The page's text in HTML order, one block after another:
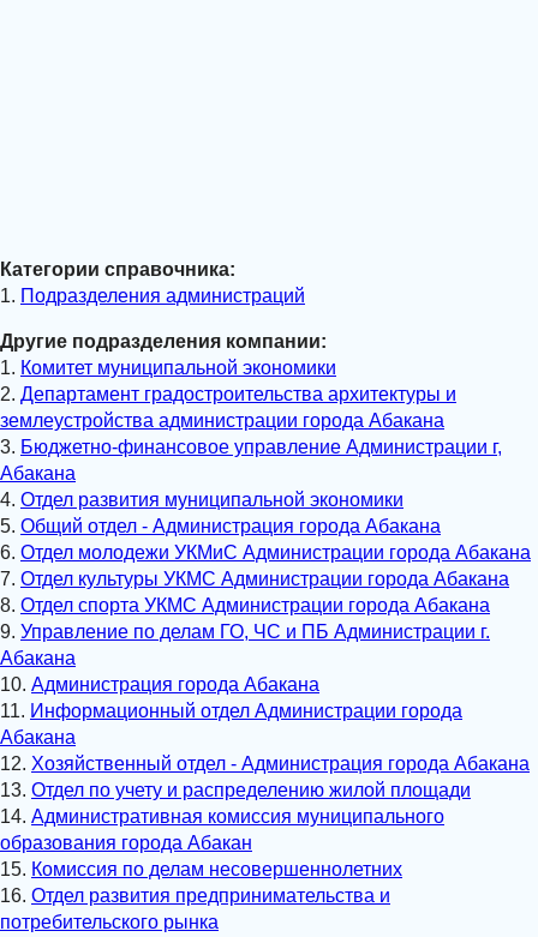
Категории справочника:
1. Подразделения администраций
Другие подразделения компании:
1. Комитет муниципальной экономики
2. Департамент градостроительства архитектуры и
землеустройства администрации города Абакана
3. Бюджетно-финансовое управление Администрации г,
Абакана
4. Отдел развития муниципальной экономики
5. Общий отдел - Администрация города Абакана
6. Отдел молодежи УКМиС Администрации города Абакана
7. Отдел культуры УКМС Администрации города Абакана
8. Отдел спорта УКМС Администрации города Абакана
9. Управление по делам ГО, ЧС и ПБ Администрации г.
Абакана
10. Администрация города Абакана
11. Информационный отдел Администрации города
Абакана
12. Хозяйственный отдел - Администрация города Абакана
13. Отдел по учету и распределению жилой площади
14. Административная комиссия муниципального
образования города Абакан
15. Комиссия по делам несовершеннолетних
16. Отдел развития предпринимательства и
потребительского рынка